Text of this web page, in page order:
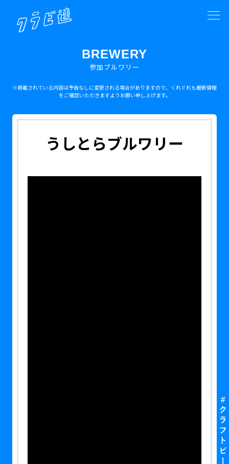
BREWERY
参加ブルワリー
※掲載されている内容は予告なしに変更される場合がありますので、くれぐれも最新情報
をご確認いただきますようお願い申し上げます。
うしとらブルワリー